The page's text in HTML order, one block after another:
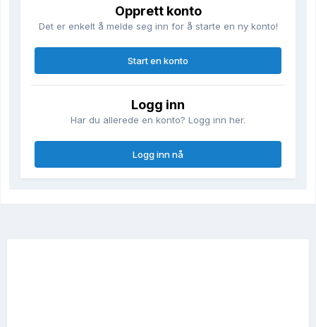
Opprett konto
Det er enkelt å melde seg inn for å starte en ny konto!
Start en konto
Logg inn
Har du allerede en konto? Logg inn her.
Logg inn nå